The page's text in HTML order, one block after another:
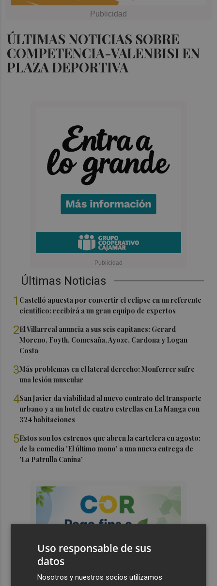
ÚLTIMAS NOTICIAS SOBRE
COMPETENCIA-VALENBISI EN
PLAZA DEPORTIVA
Últimas Noticias
1 Castelló apuesta por convertir el eclipse en un referente
científico: recibirá a un gran equipo de expertos
2El Villarreal anuncia a sus seis capitanes: Gerard
Moreno, Foyth, Comesaña, Ayoze, Cardona y Logan
Costa
3Más problemas en el lateral derecho: Monferrer sufre
una lesión muscular
4San Javier da viabilidad al nuevo contrato del transporte
urbano y a un hotel de cuatro estrellas en La Manga con
324 habitaciones
5Estos son los estrenos que abren la cartelera en agosto:
de la comedia 'El último mono' a una nueva entrega de
'La Patrulla Canina'
Uso responsable de sus
datos
Nosotros y nuestros socios utilizamos